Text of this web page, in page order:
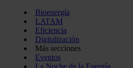
Bioenergía
LATAM
Eficiencia
Digitalización
Más secciones
Eventos
La Noche de la Energía